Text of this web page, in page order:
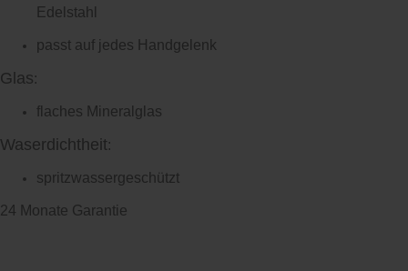
Edelstahl
passt auf jedes Handgelenk
Glas:
flaches Mineralglas
Waserdichtheit:
spritzwassergeschützt
24 Monate Garantie